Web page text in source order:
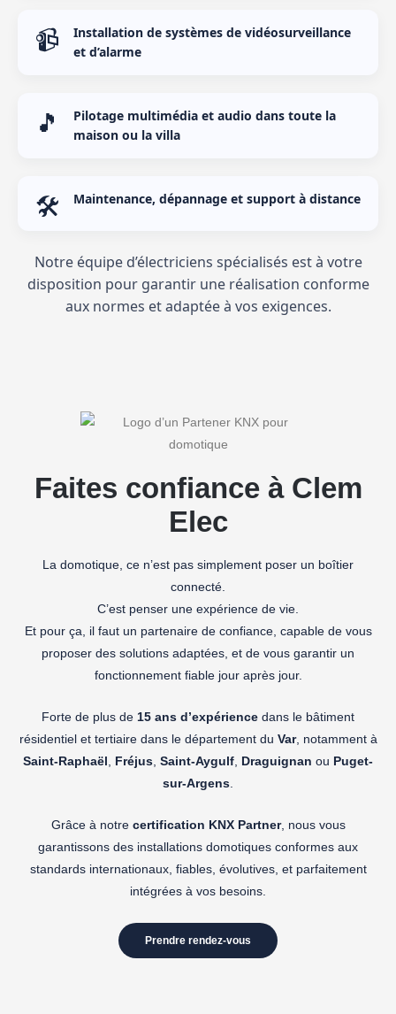
📹
Installation de systèmes de vidéosurveillance
et d’alarme
🎵
Pilotage multimédia et audio dans toute la
maison ou la villa
🛠️ Maintenance, dépannage et support à distance
Notre équipe d’électriciens spécialisés est à votre
disposition pour garantir une réalisation conforme
aux normes et adaptée à vos exigences.
Faites confiance à Clem
Elec
La domotique, ce n’est pas simplement poser un boîtier
connecté.
C’est penser une expérience de vie.
Et pour ça, il faut un partenaire de confiance, capable de vous
proposer des solutions adaptées, et de vous garantir un
fonctionnement fiable jour après jour.
Forte de plus de 15 ans d’expérience dans le bâtiment
résidentiel et tertiaire dans le département du Var, notamment à
Saint-Raphaël
Fréjus Saint-Aygulf Draguignan ou Puget-
sur-Argens
Grâce à notre certification KNX Partner, nous vous
garantissons des installations domotiques conformes aux
standards internationaux, fiables, évolutives, et parfaitement
intégrées à vos besoins.
Prendre rendez-vous